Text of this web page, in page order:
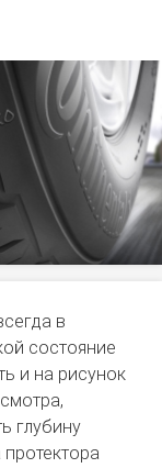
в
состояние
и на рисунок
глубину